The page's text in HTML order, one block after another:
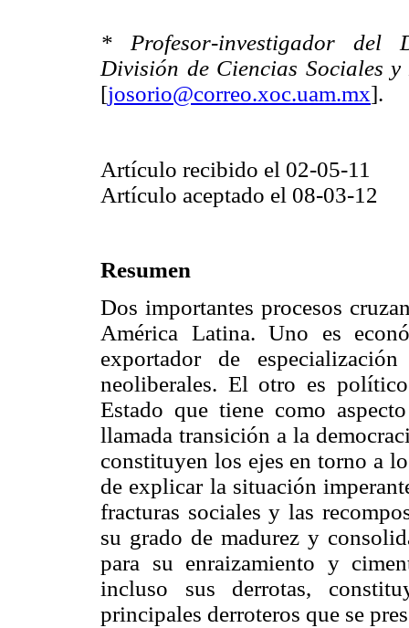
* Profesor-investigador del
División de Ciencias Sociales
[josorio@correo.xoc.uam.mx].
Artículo recibido el 02-05-11
Artículo aceptado el 08-03-12
Resumen
Dos importantes procesos
América Latina. Uno es
exportador de
neoliberales. El otro es
Estado que tiene como
llamada transición a la
constituyen los ejes en torno a
de explicar la situación
fracturas sociales y las
su grado de madurez y
para su enraizamiento y
incluso sus derrotas,
principales derroteros que se